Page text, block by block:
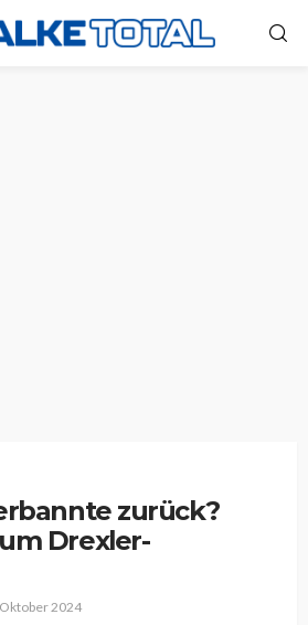
zurück?
Drexler-
2024